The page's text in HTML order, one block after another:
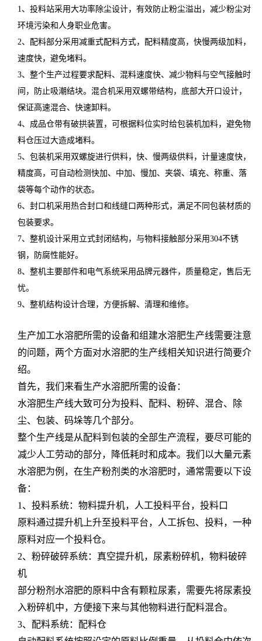
1、投料站采用大功率除尘设计，有效防止粉尘溢出，减少粉尘对
环境污染和人身职业危害。
2、配料部分采用减重式配料方式，配料精度高，快慢两级加料，
速度快，避免堵料。
3、整个生产过程要求配料、混料速度快、减少物料与空气接触时
间，防止吸潮结块。混合机采用双螺带结构，底部大开口设计，
保证高速混合、快速卸料。
4、成品仓带有破拱装置，可根据料位实时给包装机加料，避免物
料仓压过大造成堵料。
5、包装机采用双螺旋进行供料，快、慢两级供料，计量速度快，
精度高，可自动检测快加、中加、慢加、夹袋、填充、称重、落
袋等每个动作的状态。
6、封口机采用热合封口和线缝口两种形式，满足不同包装材质的
包装要求。
7、整机设计采用立式封闭结构，与物料接触部分采用304不锈
钢，防腐性能好。
8、整机主要部件和电气系统采用品牌元器件，质量稳定，售后无
忧。
9、整机结构设计合理，方便拆解、清理和维修。
生产加工水溶肥所需的设备和组建水溶肥生产线需要注意
的问题，两个方面对水溶肥的生产线相关知识进行简要介
绍。
首先，我们来看生产水溶肥所需的设备：
水溶肥生产线大致可分为投料、配料、粉碎、混合、除
尘、包装、码垛等几个部分。
整个生产线是从配料到包装的全部生产流程，要尽可能的
减少人工劳动的部分，降低耗时和成本。我们以大量元素
水溶肥为例，在生产粉剂类的水溶肥时，通常需要以下设
备：
1 、投料系统：物料提升机，人工投料平台，投料口
原料通过提升机上升至投料平台，人工拆包、投料，一种
原料对应一个投料仓。
2、粉碎破碎系统：真空提升机，尿素粉碎机，物料破碎
机
部分粉剂水溶肥的原料中含有颗粒尿素， 需要先将尿素投
入粉碎机中，方便接下来与其他物料进行配料混合。
3、配料系统：配料仓